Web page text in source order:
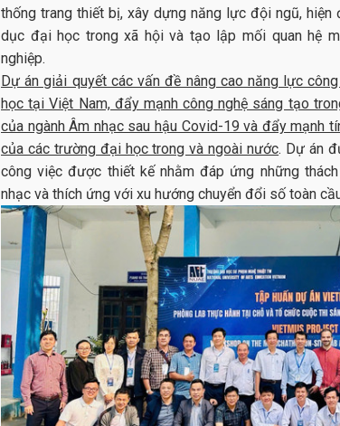
thống trang thiết bị, xây dựng năng lực đội ngũ,
dục đại học trong xã hội và tạo lập mối quan hệ
nghiệp.
Dự án giải quyết các vấn đề nâng cao năng lực
học tại Việt Nam, đẩy mạnh công nghệ sáng tạo
của ngành Âm nhạc sau hậu Covid-19 và đẩy mạnh
của các trường đại học trong và ngoài nước. Dự án
công việc được thiết kế nhằm đáp ứng những
nhạc và thích ứng với xu hướng chuyển đổi số toàn